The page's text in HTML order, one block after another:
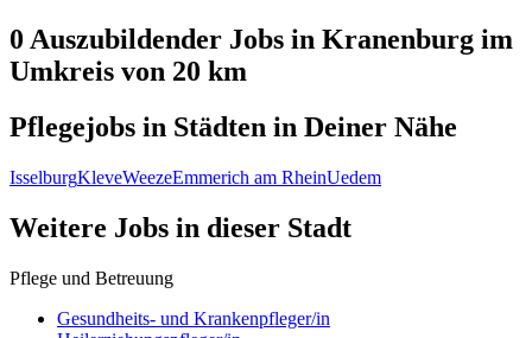
0 Auszubildender Jobs in Kranenburg im
Umkreis von 20 km
Pflegejobs in Städten in Deiner Nähe
IsselburgKleveWeezeEmmerich am RheinUedem
Weitere Jobs in dieser Stadt
Pflege und Betreuung
Gesundheits- und Krankenpfleger/in